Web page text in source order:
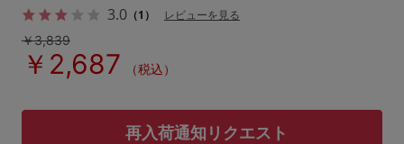
サイズの表示を閉じる
新着アイテム
ランキング
高評価レビューアイテム
3.0（1）
レビューを見る
￥3,839
￥2,687 （税込）
再入荷通知リクエスト